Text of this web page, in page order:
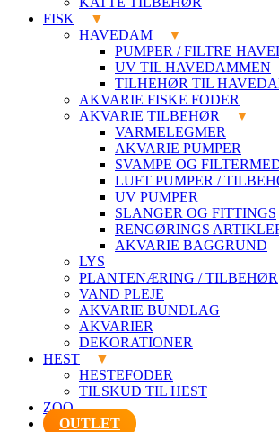
FISK
HAVEDAM
PUMPER / FILTRE
UV TIL HAVEDAMMEN
TILHEHØR TIL
AKVARIE FISKE FODER
AKVARIE TILBEHØR
VARMELEGMER
AKVARIE PUMPER
SVAMPE OG
LUFT PUMPER /
UV PUMPER
SLANGER OG FITTINGS
RENGØRINGS
AKVARIE BAGGRUND
LYS
PLANTENÆRING / TILBEHØR
VAND PLEJE
AKVARIE BUNDLAG
AKVARIER
DEKORATIONER
HEST
HESTEFODER
TILSKUD TIL HEST
ZOO
OUTLET